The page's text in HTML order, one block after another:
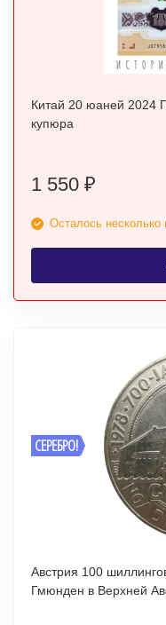
Китай 20 юаней 2024 Год Дракона
купюра
1 550 ₽
Осталось несколько
СЕРЕБРО!
Австрия 100 шиллингов 1978 г. 700-